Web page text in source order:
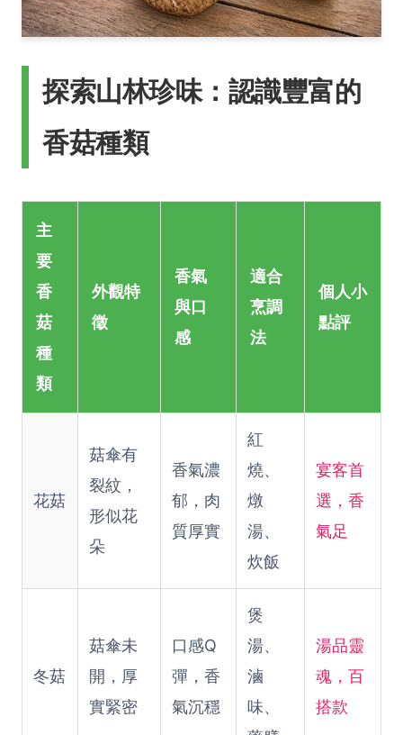
探索山林珍味：認識豐富的
香菇種類
主
要
香
菇
種
類
外觀特
徵
香氣
與口
感
適合
烹調
法
個人小
點評
花菇
菇傘有
裂紋，
形似花
朵
香氣濃
郁，肉
質厚實
紅
燒、
燉
湯、
炊飯
宴客首
選，香
氣足
冬菇
菇傘未
開，厚
實緊密
口感Q
彈，香
氣沉穩
煲
湯、
滷
味、
湯品靈
魂，百
搭款